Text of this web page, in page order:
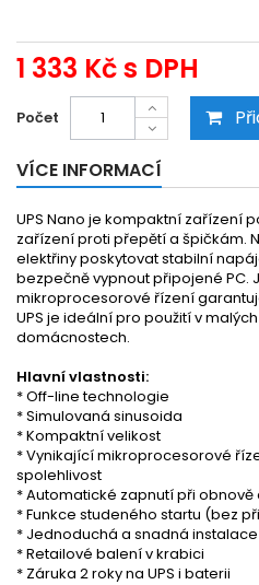
1 333 Kčs DPH
Počet
VÍCE INFORMACÍ
UPS Nano je kompaktní zařízení
zařízení proti přepětí a špičkám.
elektřiny poskytovat stabilní
bezpečně vypnout připojené PC.
mikroprocesorové řízení
UPS je ideální pro použití v
domácnostech.
Hlavní vlastnosti:
* Off-line technologie
* Simulovaná sinusoida
* Kompaktní velikost
* Vynikající mikroprocesorové
spolehlivost
* Automatické zapnutí při
* Funkce studeného startu (bez
* Jednoduchá a snadná
* Retailové balení v krabici
* Záruka 2 roky na UPS i baterii